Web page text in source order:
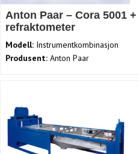
Anton Paar – Cora 5001
refraktometer
Modell: Instrumentkombinasjon
Produsent: Anton Paar